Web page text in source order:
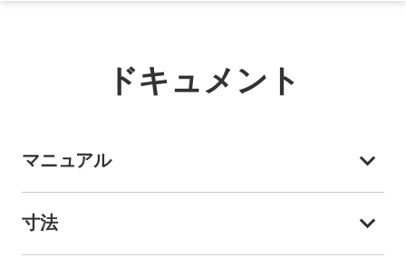
ドキュメント
マニュアル
寸法